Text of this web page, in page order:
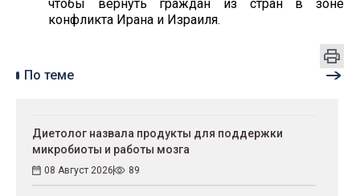
чтобы вернуть граждан из стран в зоне
конфликта Ирана и Израиля.
По теме
Диетолог назвала продукты для поддержки
микробиоты и работы мозга
08 Август 2026 89